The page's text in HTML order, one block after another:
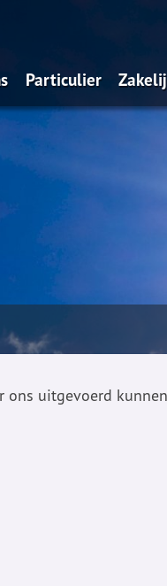
Particulier
ons uitgevoerd